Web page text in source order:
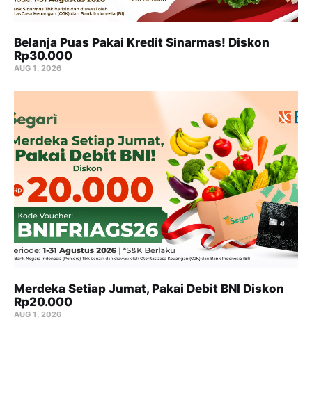
Belanja Puas Pakai Kredit Sinarmas! Diskon
Rp30.000
AUG 1, 2026
Merdeka Setiap Jumat, Pakai Debit BNI Diskon
Rp20.000
AUG 1, 2026